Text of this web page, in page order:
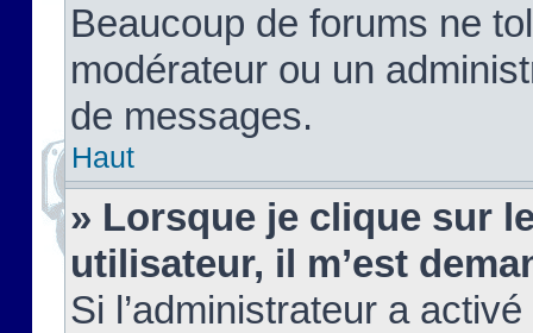
Beaucoup de forums ne
modérateur ou un
de messages.
Haut
» Lorsque je clique sur
utilisateur, il m’est
Si l’administrateur a